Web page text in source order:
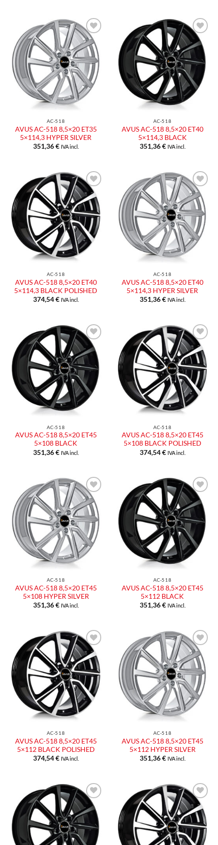
Aggiungi
alla lista
dei
desideri
AC-518
AVUS AC-518 8,5×20 ET35
5×114,3 HYPER SILVER
351,36€ IVA incl.
Aggiungi
alla lista
dei
desideri
AC-518
AVUS AC-518 8,5×20 ET40
5×114,3 BLACK
351,36€ IVA incl.
Aggiungi
alla lista
dei
desideri
AC-518
AVUS AC-518 8,5×20 ET40
5×114,3 BLACK POLISHED
374,54€ IVA incl.
Aggiungi
alla lista
dei
desideri
AC-518
AVUS AC-518 8,5×20 ET40
5×114,3 HYPER SILVER
351,36€ IVA incl.
Aggiungi
alla lista
dei
desideri
AC-518
AVUS AC-518 8,5×20 ET45
5×108 BLACK
351,36€ IVA incl.
Aggiungi
alla lista
dei
desideri
AC-518
AVUS AC-518 8,5×20 ET45
5×108 BLACK POLISHED
374,54€ IVA incl.
Aggiungi
alla lista
dei
desideri
AC-518
AVUS AC-518 8,5×20 ET45
5×108 HYPER SILVER
351,36€ IVA incl.
Aggiungi
alla lista
dei
desideri
AC-518
AVUS AC-518 8,5×20 ET45
5×112 BLACK
351,36€ IVA incl.
Aggiungi
alla lista
dei
desideri
AC-518
AVUS AC-518 8,5×20 ET45
5×112 BLACK POLISHED
374,54€ IVA incl.
Aggiungi
alla lista
dei
desideri
AC-518
AVUS AC-518 8,5×20 ET45
5×112 HYPER SILVER
351,36€ IVA incl.
Aggiungi
alla lista
dei
desideri
Aggiungi
alla lista
dei
desideri